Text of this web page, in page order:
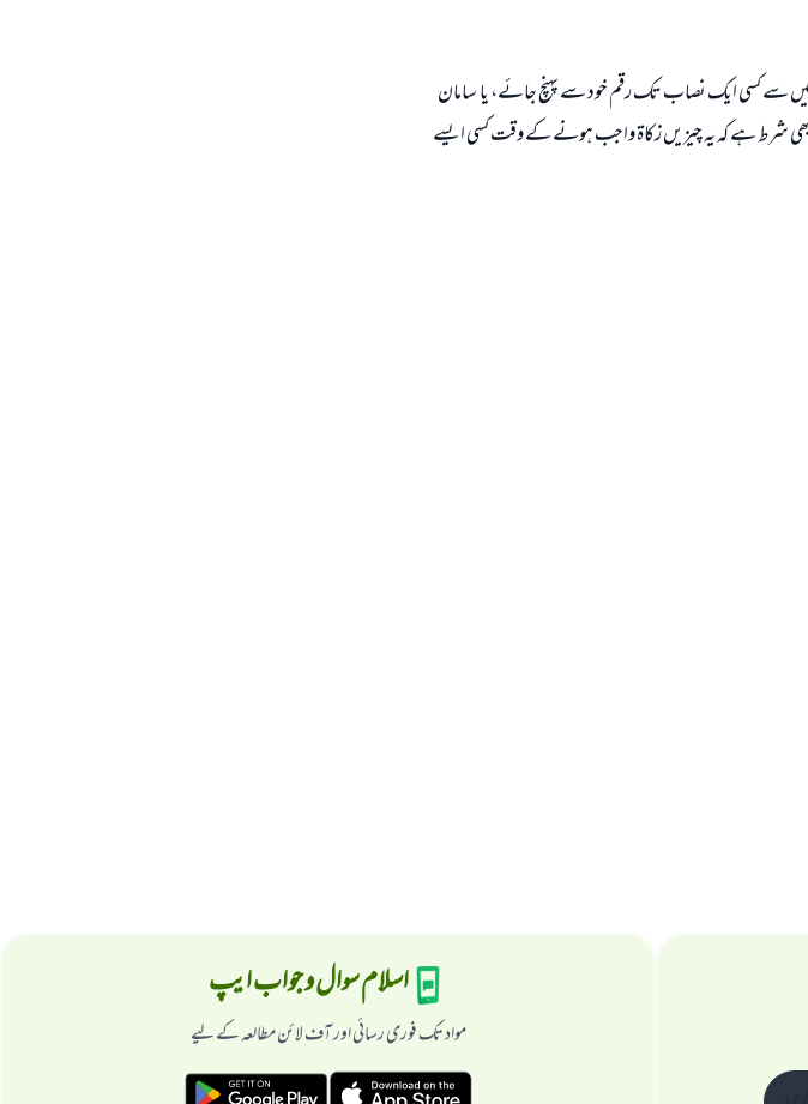
سے کسی ایک نصاب تک رقم خود سے پہنچ جائے، یا سامان
بھی شرط ہے کہ یہ چیزیں زکاۃ واجب ہونے کے وقت کسی ایسے
اسلام سوال و جواب ایپ
مواد تک فوری رسائی اور آف لائن مطالعہ کے لیے